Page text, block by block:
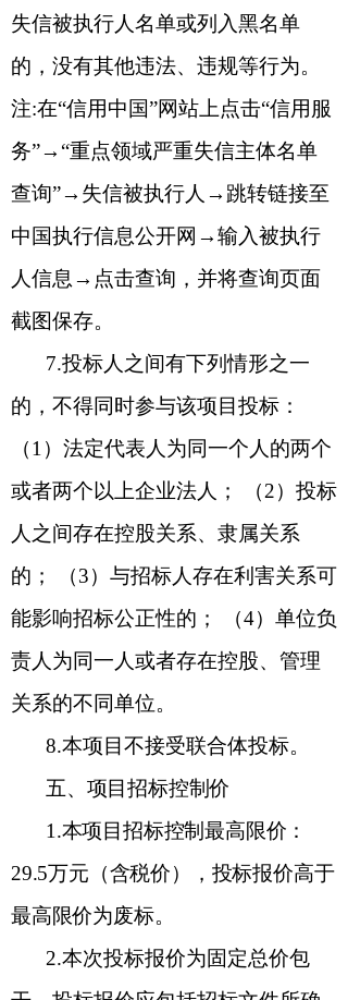
失信被执行人名单或列入黑名单
的，没有其他违法、违规等行为。
注:在“信用中国”网站上点击“信用服
务”→“重点领域严重失信主体名单
查询”→失信被执行人→跳转链接至
中国执行信息公开网→输入被执行
人信息→点击查询，并将查询页面
截图保存。
7.投标人之间有下列情形之一
的，不得同时参与该项目投标：
（1 ）法定代表人为同一个人的两个
或者两个以上企业法人； （2）投标
人之间存在控股关系、隶属关系
的； （3）与招标人存在利害关系可
能影响招标公正性的； （4）单位负
责人为同一人或者存在控股、管理
关系的不同单位。
8.本项目不接受联合体投标。
五、项目招标控制价
1.本项目招标控制最高限价：
29.5万元 （含税价），投标报价高于
最高限价为废标。
2.本次投标报价为固定总价包